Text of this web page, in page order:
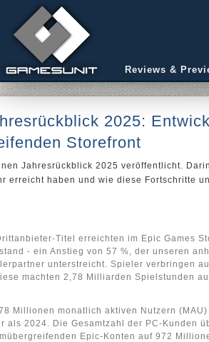
Reviews &
2025:
Storefront
Jahresrückblick 2025 veröffentlicht.
erreicht haben und wie diese Fortschritte
Titel erreichten im Epic Games
- ein Anstieg von 57 %, der unseren
unterstreicht. Spieler verbringen
machten 2,78 Milliarden Spielstunden
Millionen monatlich aktiven Nutzern (MAU)
als 2024. Die Gesamtzahl der PC-Kunden
Epic-Konten auf 972